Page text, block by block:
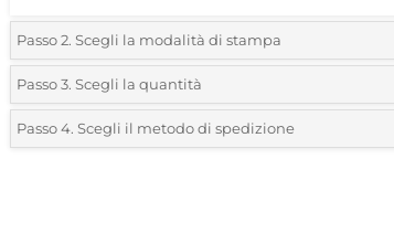
Passo 2. Scegli la modalità di stampa
*Seleziona la posizione di stampa e il colore del vostro
1 Colore (Su un lato)
Passo 3. Scegli la quantità
*Ordine minimo 10 (Ordine totale)
Passo 4. Scegli il metodo di spedizione